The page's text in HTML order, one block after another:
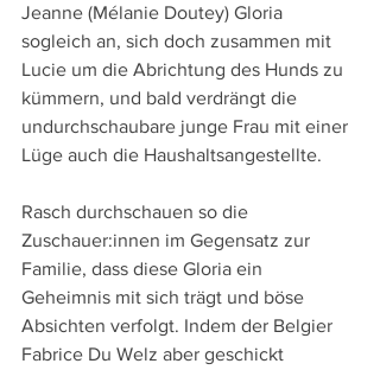
Jeanne (Mélanie Doutey) Gloria
sogleich an, sich doch zusammen mit
Lucie um die Abrichtung des Hunds zu
kümmern, und bald verdrängt die
undurchschaubare junge Frau mit einer
Lüge auch die Haushaltsangestellte.
Rasch durchschauen so die
Zuschauer:innen im Gegensatz zur
Familie, dass diese Gloria ein
Geheimnis mit sich trägt und böse
Absichten verfolgt. Indem der Belgier
Fabrice Du Welz aber geschickt